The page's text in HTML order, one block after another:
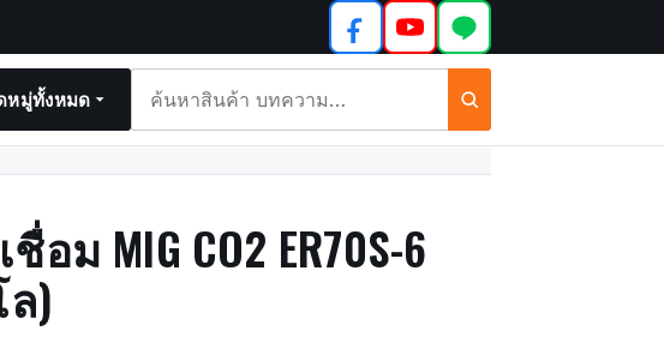
หมู่ทั้งหมด
และ
บทความ
อม MIG CO2 ER70S-6
ล)